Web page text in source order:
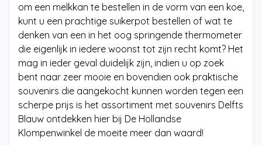
om een melkkan te bestellen in de vorm van een koe,
kunt u een prachtige suikerpot bestellen of wat te
denken van een in het oog springende thermometer
die eigenlijk in iedere woonst tot zijn recht komt? Het
mag in ieder geval duidelijk zijn, indien u op zoek
bent naar zeer mooie en bovendien ook praktische
souvenirs die aangekocht kunnen worden tegen een
scherpe prijs is het assortiment met souvenirs Delfts
Blauw ontdekken hier bij De Hollandse
Klompenwinkel de moeite meer dan waard!